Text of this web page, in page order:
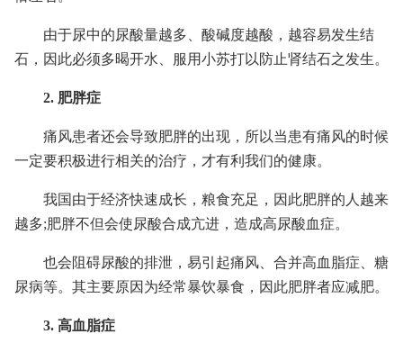
由于尿中的尿酸量越多、酸碱度越酸，越容易发生结
石，因此必须多暍开水、服用小苏打以防止肾结石之发生。
2. 肥胖症
痛风患者还会导致肥胖的出现，所以当患有痛风的时候
一定要积极进行相关的治疗，才有利我们的健康。
我国由于经济快速成长，粮食充足，因此肥胖的人越来
越多;肥胖不但会使尿酸合成亢进，造成高尿酸血症。
也会阻碍尿酸的排泄，易引起痛风、合并高血脂症、糖
尿病等。其主要原因为经常暴饮暴食，因此肥胖者应减肥。
3. 高血脂症